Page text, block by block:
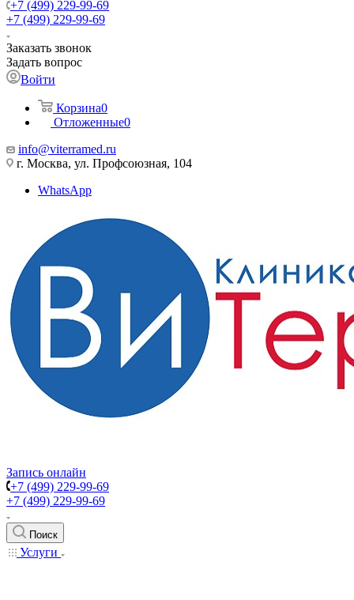
+7 (499) 229-99-69
+7 (499) 229-99-69
Заказать звонок
Задать вопрос
Войти
Корзина0
Отложенные0
info@viterramed.ru
г. Москва, ул. Профсоюзная, 104
WhatsApp
Запись онлайн
+7 (499) 229-99-69
+7 (499) 229-99-69
Поиск
Услуги